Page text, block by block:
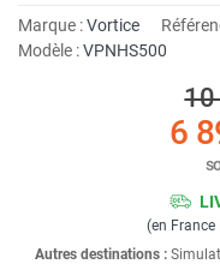
Marque :Vortice
Modèle :VPNHS500
10
6
(en France
Autres destinations :